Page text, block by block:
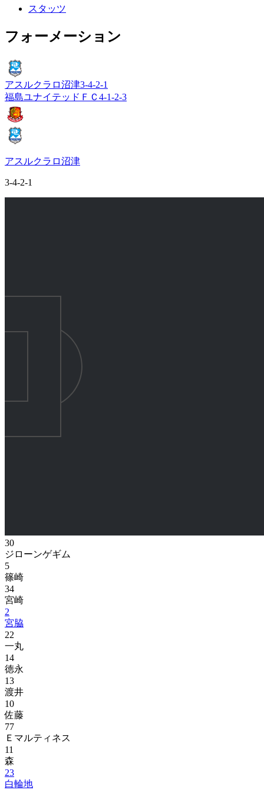
スタッツ
フォーメーション
アスルクラロ沼津3-4-2-1
福島ユナイテッドＦＣ 4-1-2-3
アスルクラロ沼津
3-4-2-1
30
ジローンゲギム
5
篠崎
34
宮崎
2
宮脇
22
一丸
14
徳永
13
渡井
10
佐藤
77
Ｅマルティネス
11
森
23
白輪地